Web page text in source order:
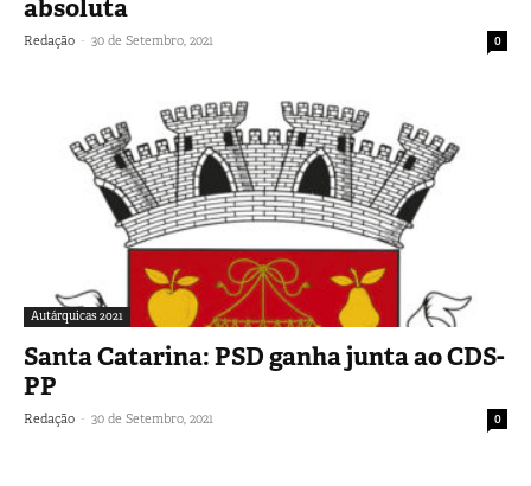
absoluta
Redação - 30 de Setembro, 2021 0
Autárquicas 2021
Santa Catarina: PSD ganha junta ao CDS-
PP
Redação - 30 de Setembro, 2021 0